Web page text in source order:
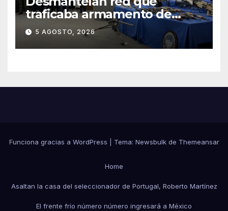
traficaba armamento de
Arizona a México
5 AGOSTO, 2026
Funciona gracias a WordPress Tema: Newsbulkde Themeansar
Home
Asaltan la casa del seleccionador de Portugal, Roberto Martínez
El frente frío número número ingresará a México